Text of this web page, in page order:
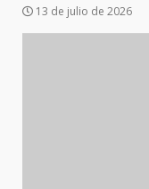
13 de julio de 2026